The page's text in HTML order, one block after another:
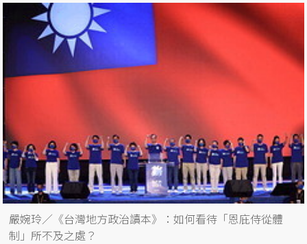
嚴婉玲／《台灣地方政治讀本》：如何看待「恩庇侍從體
制」所不及之處？